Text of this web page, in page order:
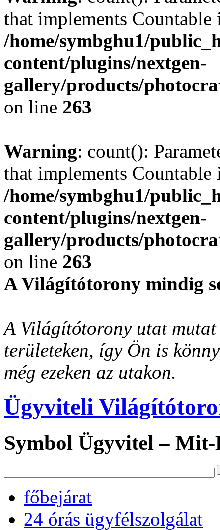
that implements Countable
/home/symbghu1/
content/plugins/nextgen-
gallery/products/
on line 263
Warning: count():
that implements Countable
/home/symbghu1/
content/plugins/nextgen-
gallery/products/
on line 263
A Világítótorony mindig
A Világítótorony utat
területeken, így Ön is
még ezeken az utakon.
Ügyviteli
Symbol Ügyvitel – Mit-
főbejárat
24 órás ügyfélszolgálat